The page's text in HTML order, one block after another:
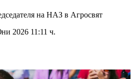
на НАЗ в Агросвят
2026 11:11 ч.